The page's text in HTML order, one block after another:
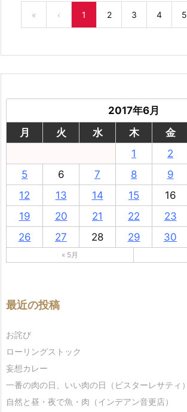
« ‹ 1 2 3 4 5
2017年6月
月
火 水 木 金
1
2
5
6 7 8 9
12
13 14 15 16
19
20 21 22 23
26
27 28 29 30
« 5月
最近の投稿
お詫び
ローリングストック
妄想カレー
一番の肉の日、いい肉の日（ビスターレサティ）
自然と昼・夜で魚・肉（インデアン音更店）